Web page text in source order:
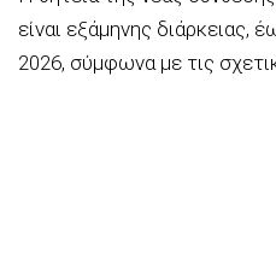
είναι εξάμηνης διάρκειας,
2026, σύμφωνα με τις